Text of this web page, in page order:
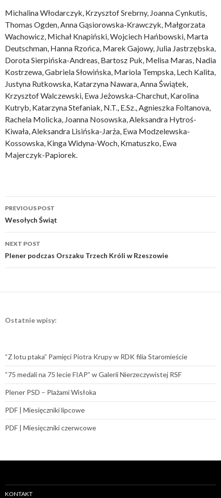
Michalina Włodarczyk, Krzysztof Srebrny, Joanna Cynkutis,
Thomas Ogden, Anna Gąsiorowska-Krawczyk, Małgorzata
Wachowicz, Michał Knapiński, Wojciech Hańbowski, Marta
Deutschman, Hanna Rzońca, Marek Gajowy, Julia Jastrzębska,
Dorota Sierpińska-Andreas, Bartosz Puk, Melisa Maras, Nadia
Kostrzewa, Gabriela Słowińska, Mariola Tempska, Lech Kalita,
Justyna Rutkowska, Katarzyna Nawara, Anna Świątek,
Krzysztof Walczewski, Ewa Jeżowska-Charchut, Karolina
Kutryb, Katarzyna Stefaniak, N.T., E.Sz., Agnieszka Foltanova,
Rachela Molicka, Joanna Nosowska, Aleksandra Hytroś-
Kiwała, Aleksandra Lisińska-Jarża, Ewa Modzelewska-
Kossowska, Kinga Widyna-Woch, Kmatuszko, Ewa
Majerczyk-Papiorek.
Post
navigation
PREVIOUS POST
Wesołych Świąt
NEXT POST
Plener podczas Orszaku Trzech Króli w Rzeszowie
Ostatnie wpisy:
“Z lotu ptaka” Pamięci Piotra Krupy w RDK filia Staromieście
“75 medali na 75 lecie FIAP” w Galerii Nierzeczywistej RSF
Plener PSD – Plażami Wisłoka
PDF | Miesięczniki lipcowe
PDF | Miesięczniki czerwcowe
KONTAKT